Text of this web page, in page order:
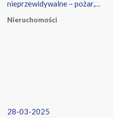
nieprzewidywalne – pożar,
huragan czy zalanie mogą w
Nieruchomości
28-03-2025